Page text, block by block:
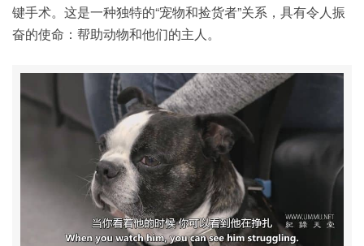
键手术。这是一种独特的“宠物和捡货者”关系，具有令人振
奋的使命：帮助动物和他们的主人。